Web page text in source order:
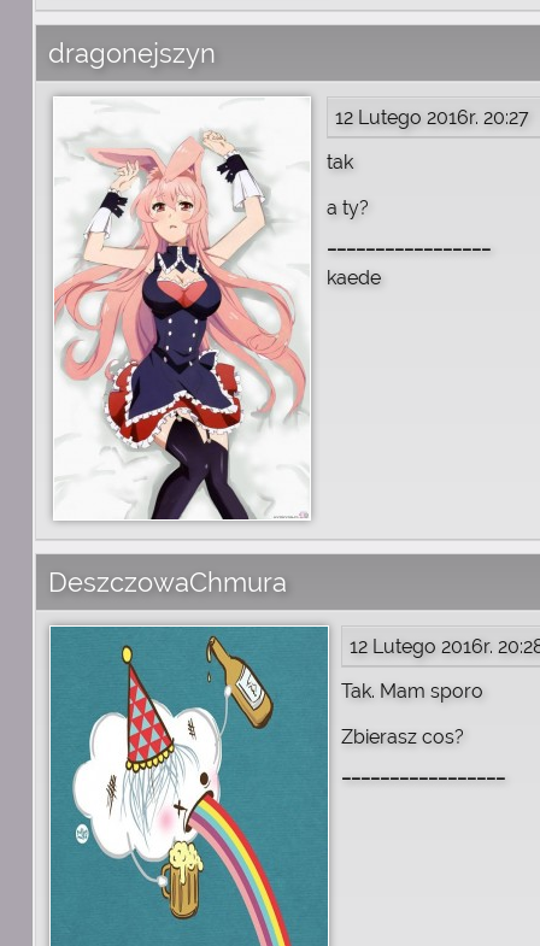
dragonejszyn
12 Lutego 2016r. 20:27
tak
a ty?
_________________
kaede
DeszczowaChmura
12 Lutego 2016r.
Tak. Mam sporo
Zbierasz cos?
_________________